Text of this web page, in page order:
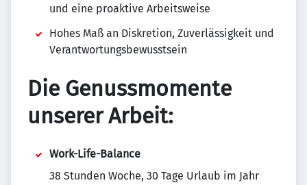
und eine proaktive Arbeitsweise
Hohes Maß an Diskretion, Zuverlässigkeit und
Verantwortungsbewusstsein
Die Genussmomente
unserer Arbeit:
Work-Life-Balance
38 Stunden Woche, 30 Tage Urlaub im Jahr